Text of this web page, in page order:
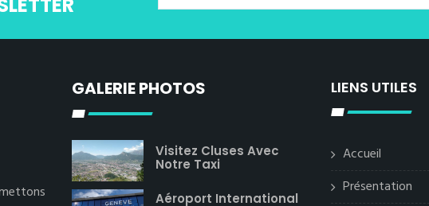
GALERIE PHOTOS
Visitez Cluses Avec
Notre Taxi
Aéroport International
LIENS UTILES
Accueil
Présentation